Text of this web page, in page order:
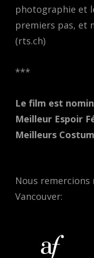
photographie et
premiers pas, et
(rts.ch)
***
Le film est
Meilleur Espoir
Meilleurs
Nous remercions
Vancouver: